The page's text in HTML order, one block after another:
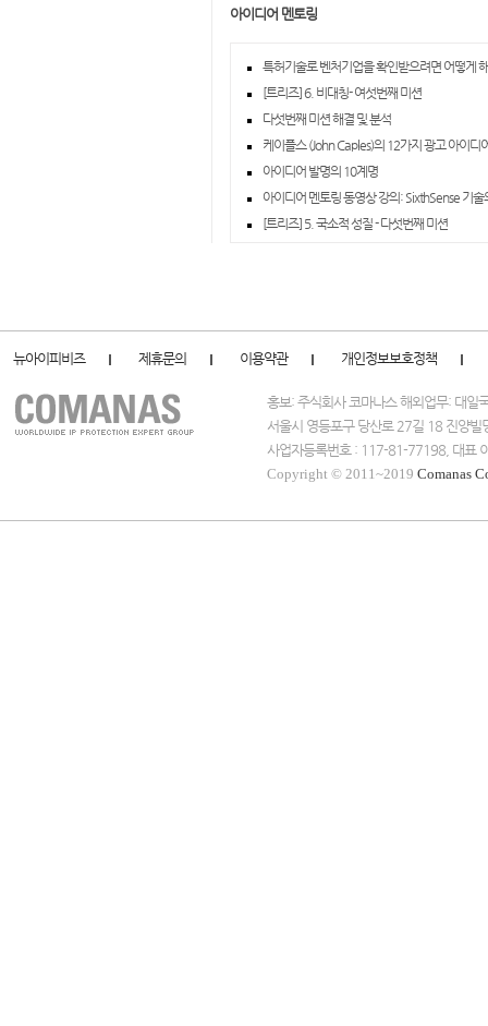
아이디어 멘토링
특허기술로 벤처기업을 확인받으려면 어떻게
[트리즈] 6. 비대칭- 여섯번째 미션
다섯번째 미션 해결 및 분석
케이플스 (John Caples)의 12가지 광고 아이디
아이디어 발명의 10계명
아이디어 멘토링 동영상 강의: SixthSense 기술
[트리즈] 5. 국소적 성질 - 다섯번째 미션
뉴아이피비즈 제휴문의 이용약관 개인정보보호정책
홍보: 주식회사 코마나스 해외업무: 대일
서울시 영등포구 당산로 27길 18 진양빌
사업자등록번호 : 117-81-77198, 대표
Copyright © 2011~2019 Comanas